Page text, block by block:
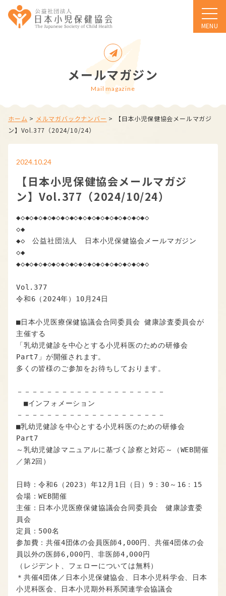
MENU
メールマガジン
Mail magazine
ホーム > メルマガバックナンバー >
【日本小児保健協会メールマガジ
ン】Vol.377（2024/10/24）
2024.10.24
【日本小児保健協会メールマガジ
ン】Vol.377（2024/10/24）
◆◇◆◇◆◇◆◇◆◇◆◇◆◇◆◇◆◇◆◇◆◇◆◇◆◇◆◇◆◇
◇◆
◆◇　公益社団法人　日本小児保健協会メールマガジン
◇◆
◆◇◆◇◆◇◆◇◆◇◆◇◆◇◆◇◆◇◆◇◆◇◆◇◆◇◆◇◆◇
Vol.377
令和6（2024年）10月24日
■日本小児医療保健協議会合同委員会 健康診査委員会が
主催する
「乳幼児健診を中心とする小児科医のための研修会
Part7」が開催されます。
多くの皆様のご参加をお待ちしております。
－－－－－－－－－－－－－－－－－－－－
■インフォメーション
－－－－－－－－－－－－－－－－－－－－
■乳幼児健診を中心とする小児科医のための研修会
Part7
～乳幼児健診マニュアルに基づく診察と対応～（WEB開催
／第2回）
日時：令和6（2023）年12月1日（日）9：30～16：15
会場：WEB開催
主催：日本小児医療保健協議会合同委員会　健康診査委
員会
定員：500名
参加費：共催4団体の会員医師4,000円、共催4団体の会
員以外の医師6,000円、非医師4,000円
（レジデント、フェローについては無料）
＊共催4団体／日本小児保健協会、日本小児科学会、日本
小児科医会、日本小児期外科系関連学会協議会